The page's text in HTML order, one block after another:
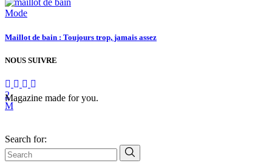
Mode
Maillot de bain : Toujours trop, jamais assez
NOUS SUIVRE
Magazine made for you.
Search for: